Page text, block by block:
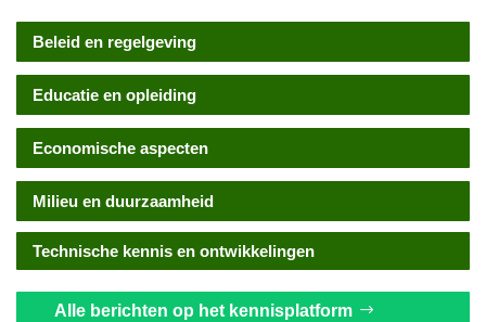
Beleid en regelgeving
Educatie en opleiding
Economische aspecten
Milieu en duurzaamheid
Technische kennis en ontwikkelingen
Alle berichten op het kennisplatform